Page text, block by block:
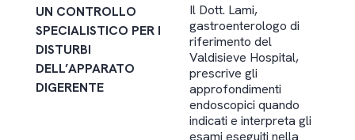
UN CONTROLLO
SPECIALISTICO PER I
DISTURBI
DELL’APPARATO
DIGERENTE
Il Dott. Lami,
gastroenterologo di
riferimento del
Valdisieve Hospital,
prescrive gli
approfondimenti
endoscopici quando
indicati e interpreta gli
esami eseguiti nella